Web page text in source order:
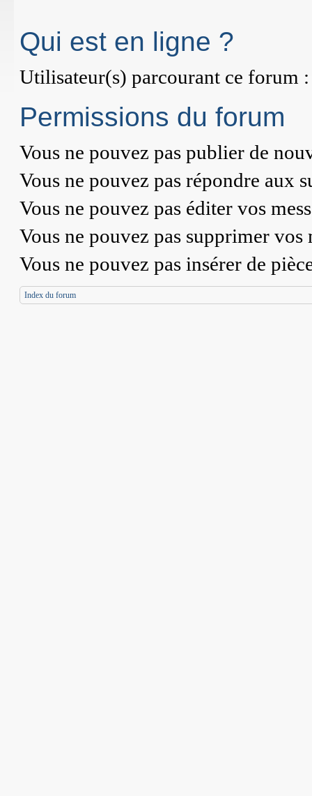
Qui est en ligne ?
Utilisateur(s) parcourant ce forum
Permissions du forum
Vous ne pouvez pas publier de
Vous ne pouvez pas répondre aux
Vous ne pouvez pas éditer vos
Vous ne pouvez pas supprimer vos
Vous ne pouvez pas insérer de
Index du forum